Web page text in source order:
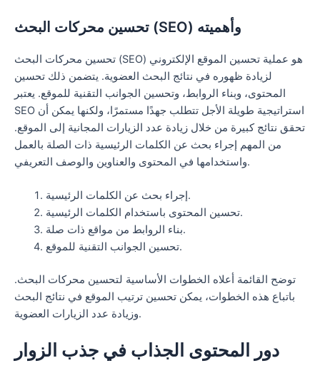
تحسين محركات البحث (SEO) وأهميته
تحسين محركات البحث (SEO) هو عملية تحسين الموقع الإلكتروني
لزيادة ظهوره في نتائج البحث العضوية. يتضمن ذلك تحسين
المحتوى، وبناء الروابط، وتحسين الجوانب التقنية للموقع. يعتبر
SEO استراتيجية طويلة الأجل تتطلب جهدًا مستمرًا، ولكنها يمكن أن
تحقق نتائج كبيرة من خلال زيادة عدد الزيارات المجانية إلى الموقع.
من المهم إجراء بحث عن الكلمات الرئيسية ذات الصلة بالعمل
واستخدامها في المحتوى والعناوين والوصف التعريفي.
إجراء بحث عن الكلمات الرئيسية.
تحسين المحتوى باستخدام الكلمات الرئيسية.
بناء الروابط من مواقع ذات صلة.
تحسين الجوانب التقنية للموقع.
توضح القائمة أعلاه الخطوات الأساسية لتحسين محركات البحث.
باتباع هذه الخطوات، يمكن تحسين ترتيب الموقع في نتائج البحث
وزيادة عدد الزيارات العضوية.
دور المحتوى الجذاب في جذب الزوار